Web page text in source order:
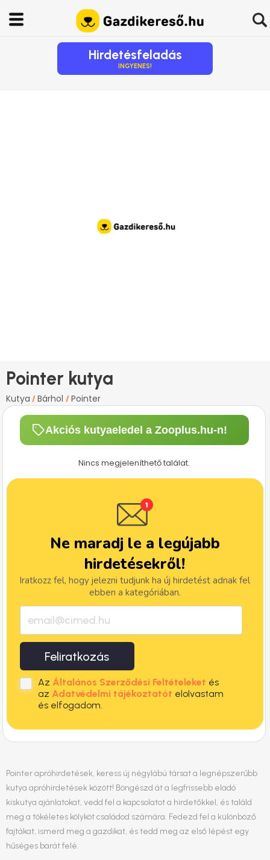
Hirdetésfeladás
INGYENES!
Pointer kutya
Kutya / Bárhol / Pointer
Akciós kutyaeledel a Zooplus.hu-n!
Nincs megjeleníthető találat.
Ne maradj le a legújabb
hirdetésekről!
Iratkozz fel, hogy jelezni tudjunk ha új hirdetést adnak fel
ebben a kategóriában.
Feliratkozás
Az Általános Szerződési Feltételeket és
az Adatvédelmi tájékoztatót elolvastam
és elfogadom.
Pointer apróhirdetések, keress új négylábú társat a legnépszerűbb
kutya apróhirdetések között! Böngészd át a legfrissebb eladó
kiskutya ajánlatokat, vedd fel a kapcsolatot a hirdetőkkel, és találd
meg a tökéletes kölyköt családod számára. Fedezd fel a különböző
fajtákat, ismerd meg a gazdikat, és tedd meg az első lépést egy
hűséges barát felé.